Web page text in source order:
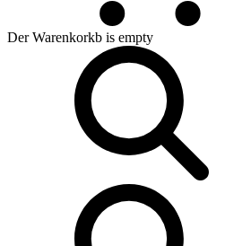
Der Warenkorkb is empty